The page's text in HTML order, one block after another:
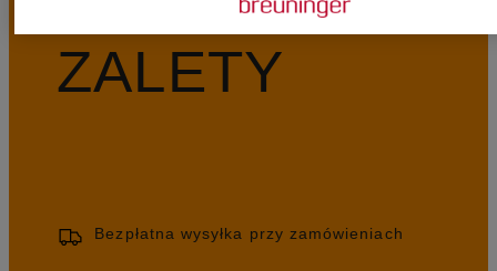
ZALETY
Bezpłatna wysyłka przy zamówieniach